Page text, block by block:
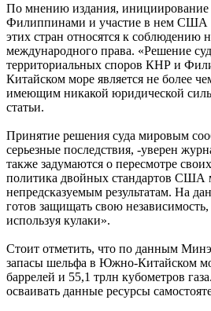
По мнению издания, инициирование
Филиппинами и участие в нем США
этих стран относятся к соблюдению
международного права. «Решение
территориальных споров КНР и
Китайском море является не более
имеющим никакой юридической
статьи.
Принятие решения суда мировым
серьезные последствия, -уверен
также задумаются о пересмотре
политика двойных стандартов США
непредсказуемым результатам. На
готов защищать свою
используя кулаки».
Стоит отметить, что по данным
запасы шельфа в Южно-Китайском
баррелей и 55,1 трлн кубометров
осваивать данные ресурсы